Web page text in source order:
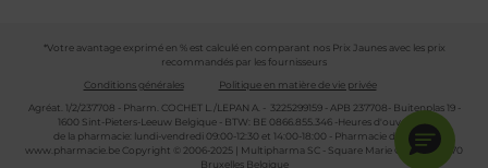
*Votre avantage exprimé en % est calculé en comparant nos Prix Jaunes avec les prix
recommandés par les fournisseurs
Conditions générales
Politique en matière de vie privée
Agréat. 1/2/237708 - Pharm. COCHET L./LEPAN A. - 3225299159 - APB 237708- Buitenplas 19 -
1600 Sint-Pieters-Leeuw Belgique - BTW: BE 0866.855.346 -Heures d'ouverture
de la pharmacie: lundi-vendredi 09:00-12:30 et 14:00-18:00 - Pharmacie de garde :
www.pharmacie.beCopyright © 2006-2025 | Multipharma SC - Square Marie Curie 30 - 1070
Bruxelles Belgique